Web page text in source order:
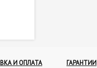
И ОПЛАТА ГАРАНТИИ